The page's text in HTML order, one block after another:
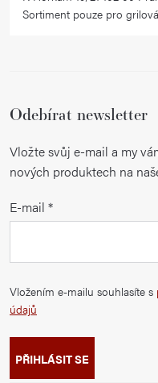
Sortiment pouze pro
Odebírat newsletter
Vložte svůj e-mail a my
nových produktech na
E-mail
Vložením e-mailu souhlasíte s
údajů
PŘIHLÁSIT SE